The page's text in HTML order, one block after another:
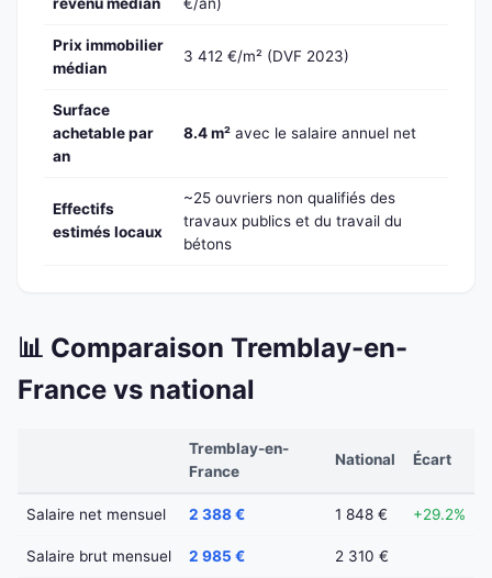
Prix immobilier
médian
3 412 €/m² (DVF 2023)
Surface
achetable par
an
8.4 m² avec le salaire annuel net
Effectifs
estimés locaux
~25 ouvriers non qualifiés des
travaux publics et du travail du
bétons
📊 Comparaison Tremblay-en-
France vs national
Tremblay-en-
France
National Écart
Salaire net mensuel 2 388 € 1 848 € +29.2%
Salaire brut mensuel 2 985 € 2 310 €